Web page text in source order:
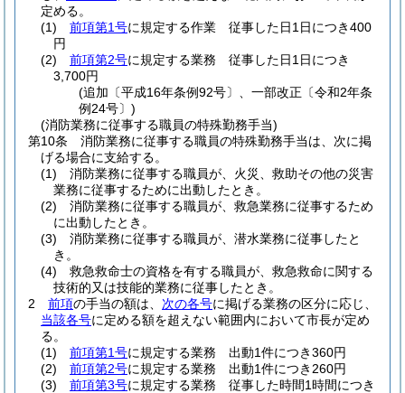
定める。
(1)
前項第1号に規定する作業 従事した日1日につき400
円
(2)
前項第2号に規定する業務 従事した日1日につき
3,700円
(追加〔平成16年条例92号〕、一部改正〔令和2年条
例24号〕)
(消防業務に従事する職員の特殊勤務手当)
第10条
消防業務に従事する職員の特殊勤務手当は、次に掲
げる場合に支給する。
(1)
消防業務に従事する職員が、火災、救助その他の災害
業務に従事するために出動したとき。
(2)
消防業務に従事する職員が、救急業務に従事するため
に出動したとき。
(3)
消防業務に従事する職員が、潜水業務に従事したと
き。
(4)
救急救命士の資格を有する職員が、救急救命に関する
技術的又は技能的業務に従事したとき。
2
前項の手当の額は、 次の各号に掲げる業務の区分に応じ、
当該各号に定める額を超えない範囲内において市長が定め
る。
(1)
前項第1号に規定する業務 出動1件につき360円
(2)
前項第2号に規定する業務 出動1件につき260円
(3)
前項第3号に規定する業務 従事した時間1時間につき